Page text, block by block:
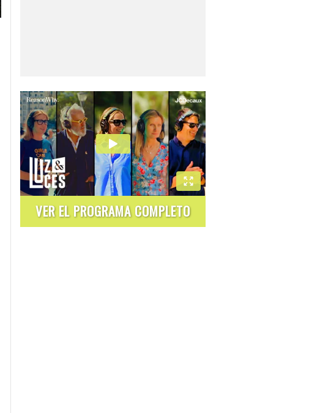
VER EL PROGRAMA COMPLETO